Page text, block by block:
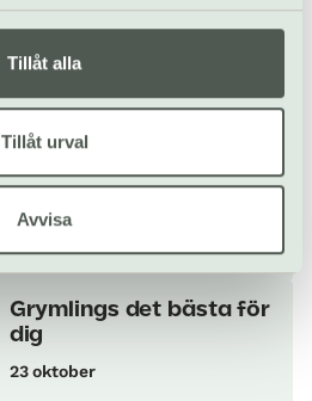
Tillåt alla
Tillåt urval
Avvisa
Uppsala konsert & kongress
(UKK)
Bruch och Brahms
22 oktober
(UKK)
Grymlings det bästa för
dig
23 oktober